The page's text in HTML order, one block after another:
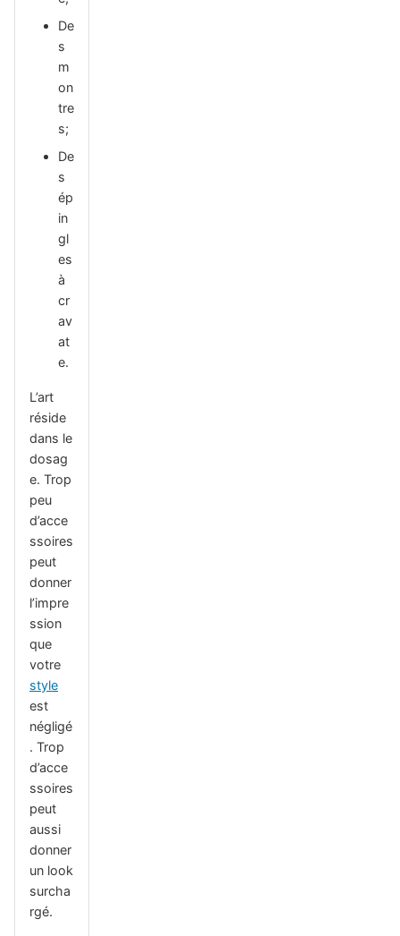
De
s
m
on
tre
s;
De
s
ép
in
gl
es
à
cr
av
at
e.
L’art
réside
dans le
dosag
e. Trop
peu
d’acce
ssoires
peut
donner
l’impre
ssion
que
votre
style
est
négligé
. Trop
d’acce
ssoires
peut
aussi
donner
un look
surcha
rgé.